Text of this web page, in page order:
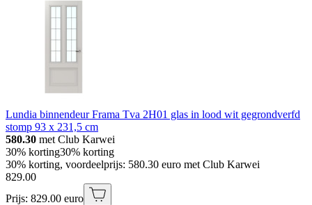
Lundia binnendeur Frama Tva 2H01 glas in lood wit gegrondverfd
stomp 93 x 231,5 cm
580.30 met Club Karwei
30% korting30% korting
30% korting, voordeelprijs: 580.30 euro met Club Karwei
829.00
Prijs: 829.00 euro